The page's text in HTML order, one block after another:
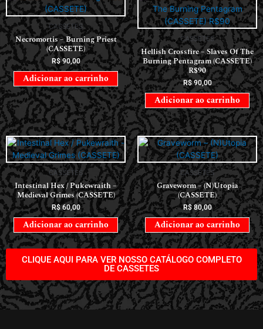
CASSETES
Necromortis – Burning Priest
(CASSETE)
R$90,00
Adicionar ao carrinho
CASSETES
Hellish Crossfire – Slaves Of The
Burning Pentagram (CASSETE)
R$90
R$90,00
Adicionar ao carrinho
CASSETES
Intestinal Hex / Pukewraith –
Medieval Grimes (CASSETE)
R$60,00
Adicionar ao carrinho
CASSETES
Graveworm – (N)Utopia
(CASSETE)
R$80,00
Adicionar ao carrinho
CLIQUE AQUI PARA VER NOSSO CATÁLOGO COMPLETO
DE CASSETES